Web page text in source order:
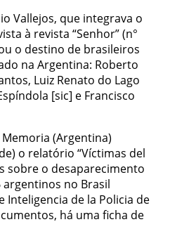
Vallejos, que integrava o
à revista “Senhor” (n°
o destino de brasileiros
na Argentina: Roberto
Luiz Renato do Lago
[sic] e Francisco
(Argentina)
o relatório “Víctimas del
sobre o desaparecimento
no Brasil
Inteligencia de la Policia de
há uma ficha de